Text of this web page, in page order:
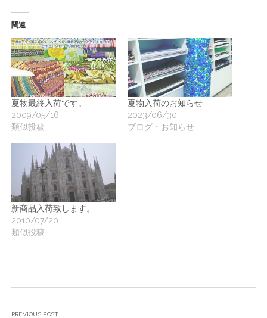
関連
夏物最終入荷です。
2009/05/16
類似投稿
夏物入荷のお知らせ
2023/06/30
ブログ・お知らせ
新商品入荷致します。
2010/07/20
類似投稿
PREVIOUS POST